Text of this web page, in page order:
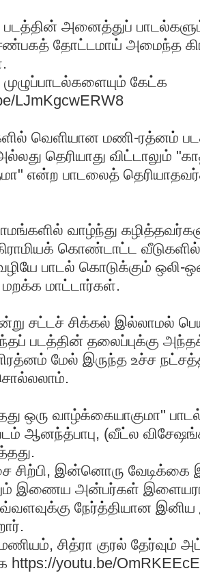
அனைத்துப் பாடல்களும்
தோட்டமாய் அமைந்த
கேட்க
LJmKgcwERW8
வெளியான மணி-ரத்னம்
தெரியாது விட்டாலும்
என்ற பாடலைத்
வாழ்ந்து
கொண்டாட்ட
பாடல் கொடுக்கும் ஒலி-
மாட்டார்கள்.
சட்டச் சிக்கல் இல்லாமல்
படத்தின் தலைப்புக்கு
மேல் இருந்த உச்ச
ஒரு வாழ்க்கையாகுமா"
ஆனந்த்பாபு, (வீட்ல
சிற்பி, இன்னொரு வேடிக்கை
இணைய அன்பர்கள்
நேர்த்தியான இனிய
சித்ரா குரல்
youtu.be/